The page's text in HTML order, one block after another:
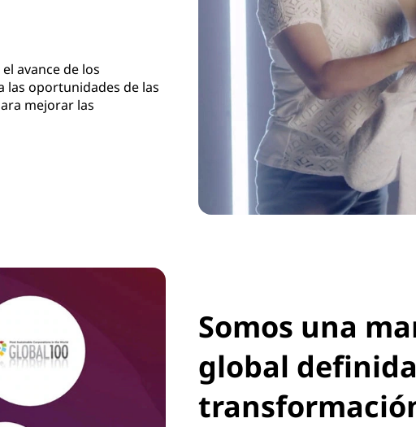
avance de los
las oportunidades de las
mejorar las
Somos una
global